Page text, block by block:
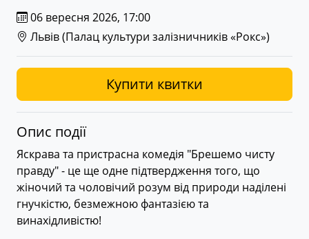
06 вересня 2026, 17:00
Львів (Палац культури залізничників «Рокс»)
Купити квитки
Опис події
Яскрава та пристрасна комедія "Брешемо чисту
правду" - це ще одне підтвердження того, що
жіночий та чоловічий розум від природи наділені
гнучкістю, безмежною фантазією та
винахідливістю!